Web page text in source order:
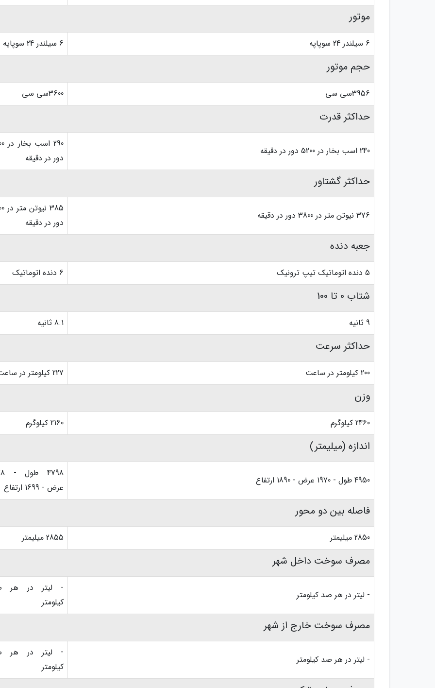
موتور
6 سیلندر 24 سوپاپه 6 سیلندر 24 سوپاپه
حجم موتور
3956سی سی 3600سی سی
حداکثر قدرت
240 اسب بخار در 5200 دور در دقیقه
290
دور در دقیقه
حداکثر گشتاور
376 نیوتن متر در 3800 دور در دقیقه
385
دور در دقیقه
جعبه دنده
5 دنده اتوماتیک تیپ ترونیک 6 دنده اتوماتیک
شتاب 0 تا 100
9 ثانیه 8.1 ثانیه
حداکثر سرعت
200 کیلومتر در ساعت 227 کیلومتر در ساعت
وزن
2460 کیلوگرم 2160 کیلوگرم
اندازه (میلیمتر)
4950 طول - 1970 عرض - 1890 ارتفاع
عرض - 1699 ارتفاع
فاصله بین دو محور
2850 میلیمتر 2855 میلیمتر
مصرف سوخت داخل شهر
- لیتر در هر صد کیلومتر
- لیتر در هر
کیلومتر
مصرف سوخت خارج از شهر
- لیتر در هر صد کیلومتر
- لیتر در هر
کیلومتر